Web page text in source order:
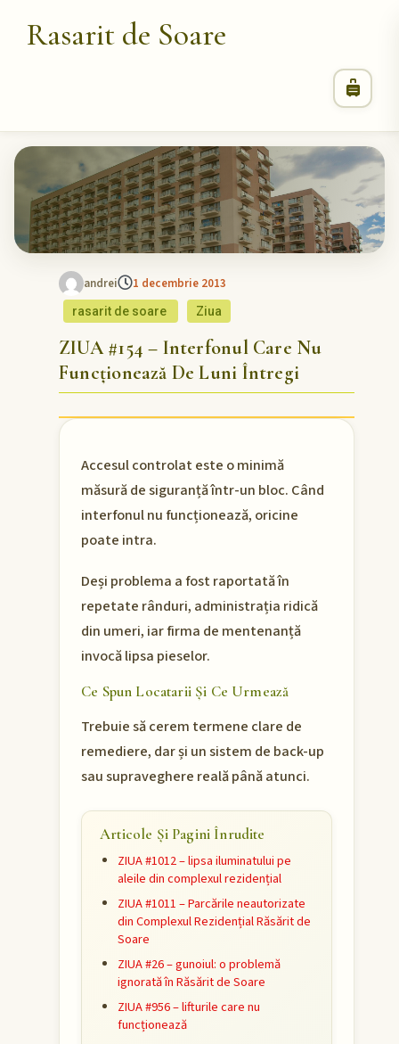
Rasarit de Soare
andrei 1 decembrie 2013
rasarit de soare Ziua
ZIUA #154 – Interfonul Care Nu
Funcționează De Luni Întregi
Accesul controlat este o minimă
măsură de siguranță într-un bloc. Când
interfonul nu funcționează, oricine
poate intra.
Deși problema a fost raportată în
repetate rânduri, administrația ridică
din umeri, iar firma de mentenanță
invocă lipsa pieselor.
Ce Spun Locatarii Și Ce Urmează
Trebuie să cerem termene clare de
remediere, dar și un sistem de back-up
sau supraveghere reală până atunci.
Articole Și Pagini Înrudite
ZIUA #1012 – lipsa iluminatului pe
aleile din complexul rezidențial
ZIUA #1011 – Parcările neautorizate
din Complexul Rezidențial Răsărit de
Soare
ZIUA #26 – gunoiul: o problemă
ignorată în Răsărit de Soare
ZIUA #956 – lifturile care nu
funcționează